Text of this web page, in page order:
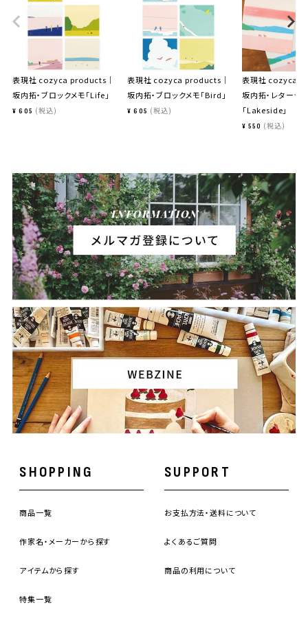
表現社 cozyca products｜
坂内拓・ブロックメモ「Life」
¥ 605 税込
表現社 cozyca products｜
坂内拓・ブロックメモ「Bird」
¥ 605 税込
表現社 cozyca
坂内拓・レターセ
「Lakeside」
¥ 550 税込
SHOPPING
商品一覧
作家名・メーカーから探す
アイテムから探す
特集一覧
SUPPORT
お支払方法・送料について
よくあるご質問
商品の利用について